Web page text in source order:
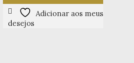
Adicionar aos meus
desejos